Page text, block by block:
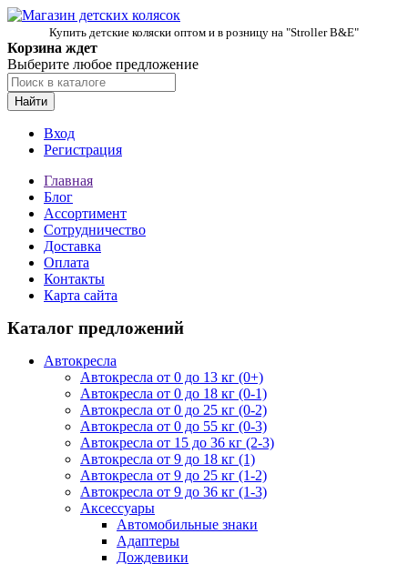
Купить детские коляски оптом и в розницу на "Stroller B&E"
Корзина ждет
Выберите любое предложение
Найти
Вход
Регистрация
Главная
Блог
Ассортимент
Сотрудничество
Доставка
Оплата
Контакты
Карта сайта
Каталог предложений
Автокресла
Автокресла от 0 до 13 кг (0+)
Автокресла от 0 до 18 кг (0-1)
Автокресла от 0 до 25 кг (0-2)
Автокресла от 0 до 55 кг (0-3)
Автокресла от 15 до 36 кг (2-3)
Автокресла от 9 до 18 кг (1)
Автокресла от 9 до 25 кг (1-2)
Автокресла от 9 до 36 кг (1-3)
Аксессуары
Автомобильные знаки
Адаптеры
Дождевики